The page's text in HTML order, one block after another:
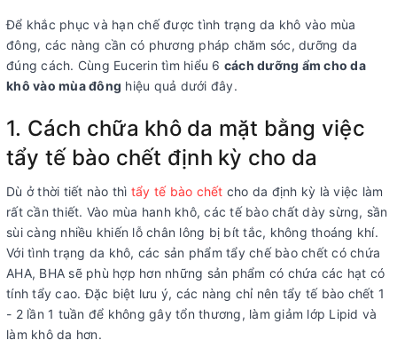
Để khắc phục và hạn chế được tình trạng da khô vào mùa
đông, các nàng cần có phương pháp chăm sóc, dưỡng da
đúng cách. Cùng Eucerin tìm hiểu 6 cách dưỡng ẩm cho da
khô vào mùa đông hiệu quả dưới đây.
1. Cách chữa khô da mặt bằng việc
tẩy tế bào chết định kỳ cho da
Dù ở thời tiết nào thì tẩy tế bào chết cho da định kỳ là việc làm
rất cần thiết. Vào mùa hanh khô, các tế bào chất dày sừng, sần
sùi càng nhiều khiến lỗ chân lông bị bít tắc, không thoáng khí.
Với tình trạng da khô, các sản phẩm tẩy chế bào chết có chứa
AHA, BHA sẽ phù hợp hơn những sản phẩm có chứa các hạt có
tính tẩy cao. Đặc biệt lưu ý, các nàng chỉ nên tẩy tế bào chết 1
- 2 lần 1 tuần để không gây tổn thương, làm giảm lớp Lipid và
làm khô da hơn.